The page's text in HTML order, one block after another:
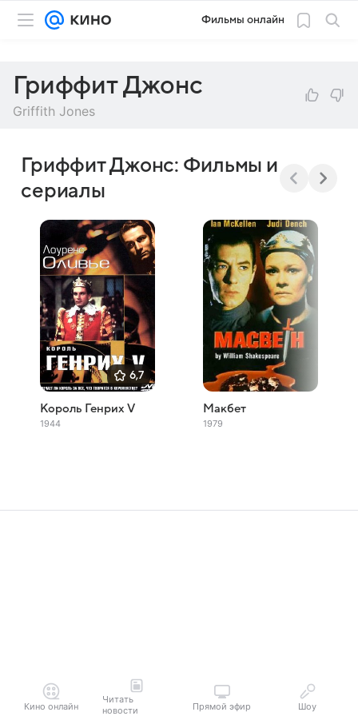
Фильмы онлайн
Гриффит Джонс
Griffith Jones
Гриффит Джонс: Фильмы и
сериалы
6,7
Король Генрих V
1944
Макбет
1979
Кино онлайн
Читать
новости
Прямой эфир Шоу